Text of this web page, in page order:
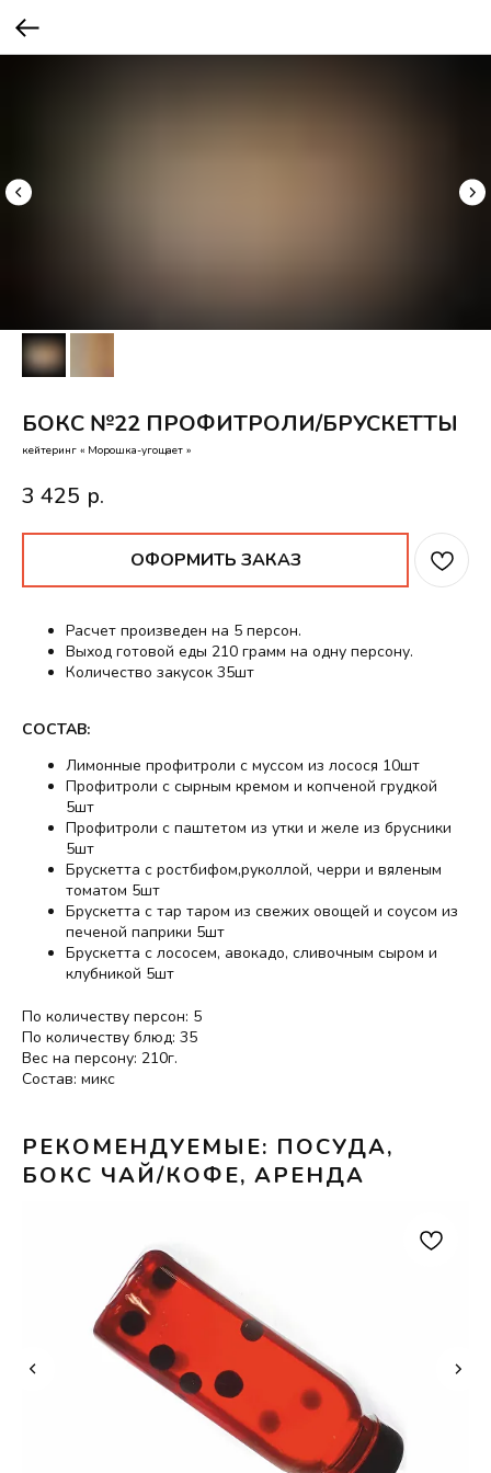
БОКС №22 ПРОФИТРОЛИ/БРУСКЕТТЫ
кейтеринг « Морошка-угощает »
3 425 р.
ОФОРМИТЬ ЗАКАЗ
Расчет произведен на 5 персон.
Выход готовой еды 210 грамм на одну персону.
Количество закусок 35шт
СОСТАВ:
Лимонные профитроли с муссом из лосося 10шт
Профитроли с сырным кремом и копченой грудкой
5шт
Профитроли с паштетом из утки и желе из брусники
5шт
Брускетта с ростбифом,руколлой, черри и вяленым
томатом 5шт
Брускетта с тар таром из свежих овощей и соусом из
печеной паприки 5шт
Брускетта с лососем, авокадо, сливочным сыром и
клубникой 5шт
По количеству персон: 5
По количеству блюд: 35
Вес на персону: 210г.
Состав: микс
РЕКОМЕНДУЕМЫЕ: ПОСУДА,
БОКС ЧАЙ/КОФЕ, АРЕНДА